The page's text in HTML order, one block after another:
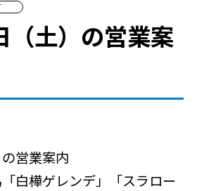
（土）の営業案
営業案内
白樺ゲレンデ」「スラロー
宿泊・温泉・観光施設